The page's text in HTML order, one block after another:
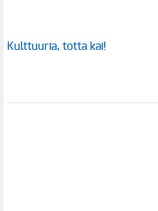
Kulttuuria, totta kai!